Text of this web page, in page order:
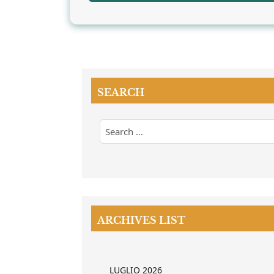
SEARCH
ARCHIVES LIST
LUGLIO 2026